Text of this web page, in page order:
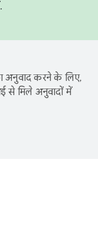
अनुवाद करने के लिए,
से मिले अनुवादों में